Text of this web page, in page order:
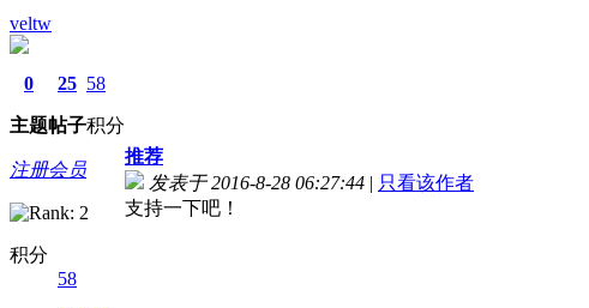
veltw
0
主题
25
帖子
58
积分
注册会员
积分
58
推荐
发表于 2016-8-28 06:27:44 | 只看该作者
支持一下吧！